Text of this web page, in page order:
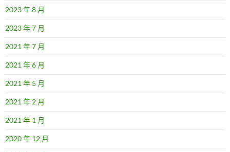
2023 年 8 月
2023 年 7 月
2021 年 7 月
2021 年 6 月
2021 年 5 月
2021 年 2 月
2021 年 1 月
2020 年 12 月